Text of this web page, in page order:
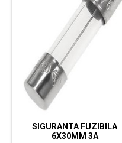
SIGURANTA FUZIBILA
6X30MM 3A